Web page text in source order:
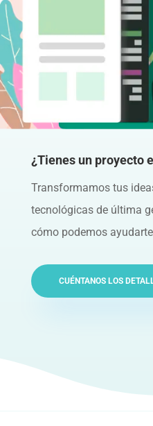
¿Tienes un proyecto
Transformamos tus
tecnológicas de última
cómo podemos
CUÉNTANOS LOS